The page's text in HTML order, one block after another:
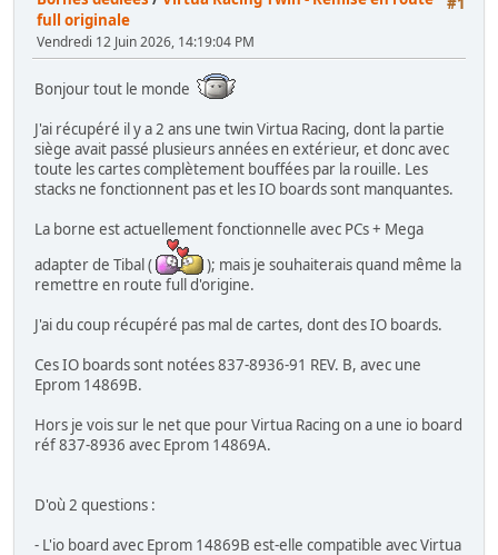
full originale
Vendredi 12 Juin 2026, 14:19:04 PM
Bonjour tout le monde
J'ai récupéré il y a 2 ans une twin Virtua Racing, dont la partie
siège avait passé plusieurs années en extérieur, et donc avec
toute les cartes complètement bouffées par la rouille. Les
stacks ne fonctionnent pas et les IO boards sont manquantes.
La borne est actuellement fonctionnelle avec PCs + Mega
adapter de Tibal (
); mais je souhaiterais quand même la
remettre en route full d'origine.
J'ai du coup récupéré pas mal de cartes, dont des IO boards.
Ces IO boards sont notées 837-8936-91 REV. B, avec une
Eprom 14869B.
Hors je vois sur le net que pour Virtua Racing on a une io board
réf 837-8936 avec Eprom 14869A.
D'où 2 questions :
- L'io board avec Eprom 14869B est-elle compatible avec Virtua